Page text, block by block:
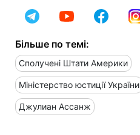
Більше по темі:
Сполучені Штати Америки
Міністерство юстиції України
Джулиан Ассанж